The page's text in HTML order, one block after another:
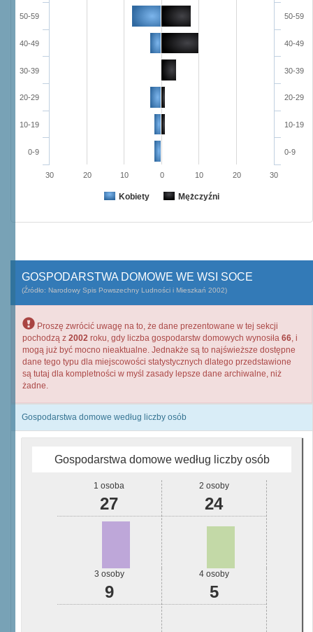
Kobiety Mężczyźni
0-9
10-19
20-29
30-39
40-49
50-59
0-9
10-19
20-29
30-39
40-49
50-59
30 20 10 0 10 20 30
GOSPODARSTWA DOMOWE WE WSI SOCE
(Źródło: Narodowy Spis Powszechny Ludności i Mieszkań 2002)
Proszę zwrócić uwagę na to, że dane prezentowane w tej sekcji
pochodzą z 2002 roku, gdy liczba gospodarstw domowych wynosiła 66, i
mogą już być mocno nieaktualne. Jednakże są to najświeższe dostępne
dane tego typu dla miejscowości statystycznych dlatego przedstawione
są tutaj dla kompletności w myśl zasady lepsze dane archiwalne, niż
żadne.
Gospodarstwa domowe według liczby osób
Gospodarstwa domowe według liczby osób
1 osoba
27
2 osoby
24
3 osoby
9
4 osoby
5